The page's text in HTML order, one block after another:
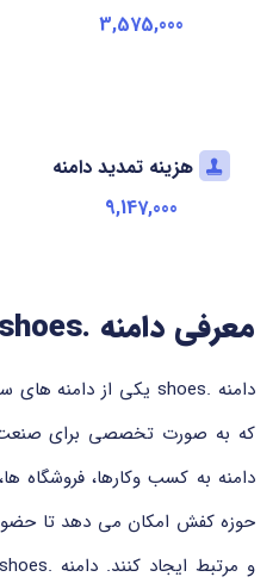
3,575,000
هزینه تمدید دامنه
9,147,000
معرفی دامنه .shoes
که به صورت تخصصی برای
دامنه به کسب وکارها، فروشگاه
حوزه کفش امکان می دهد تا حضور